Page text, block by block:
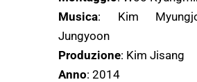
Musica: Kim
Jungyoon
Produzione: Kim Jisang
Anno: 2014